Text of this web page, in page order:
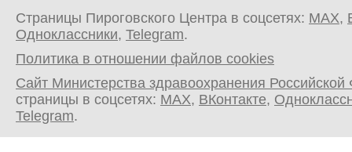
Страницы Пироговского Центра в соцсетях: MAX,
Одноклассники, Telegram.
Политика в отношении файлов cookies
Сайт Министерства здравоохранения
страницы в соцсетях: MAX, ВКонтакте,
Telegram.